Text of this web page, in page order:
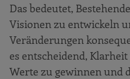
Das bedeutet,
Visionen zu entwickeln
Veränderungen
es entscheidend,
Werte zu gewinnen und